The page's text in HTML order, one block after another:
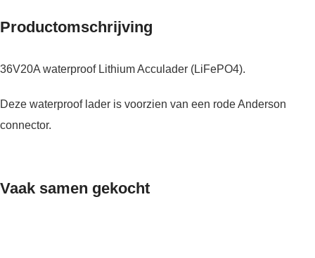
Productomschrijving
36V20A waterproof Lithium Acculader (LiFePO4).
Deze waterproof lader is voorzien van een rode Anderson
connector.
Vaak samen gekocht